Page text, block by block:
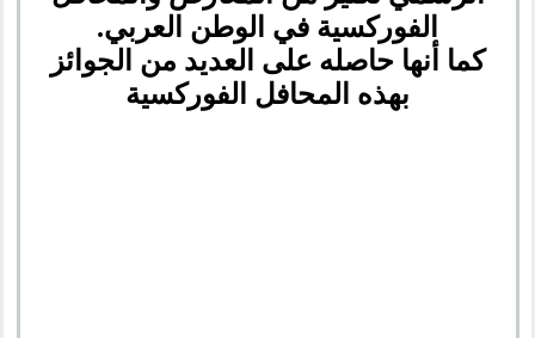
الفوركسية في الوطن العربي.
كما أنها حاصله على العديد من الجوائز
بهذه المحافل الفوركسية